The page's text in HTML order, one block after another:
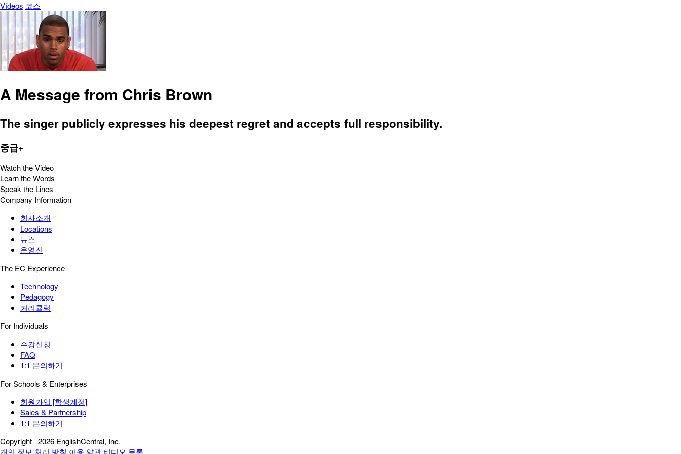
Vídeos 코스
A Message from Chris Brown
The singer publicly expresses his deepest regret and accepts full responsibility.
중급+
Watch the Video
Learn the Words
Speak the Lines
Company Information
회사소개
Locations
뉴스
운영진
The EC Experience
Technology
Pedagogy
커리큘럼
For Individuals
수강신청
FAQ
1:1 문의하기
For Schools & Enterprises
회원가입 [학생계정]
Sales & Partnership
1:1 문의하기
Copyright 2026 EnglishCentral, Inc.